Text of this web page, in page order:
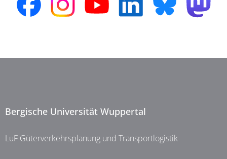
Bergische Universität Wuppertal
LuF Güterverkehrsplanung und Transportlogistik